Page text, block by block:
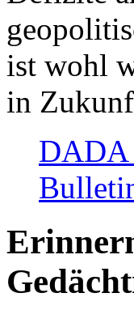
ist wohl
in
DADA